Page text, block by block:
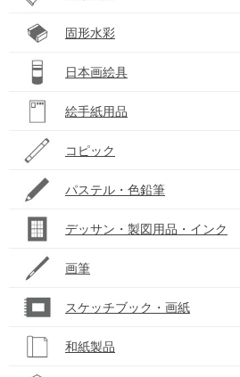
固形水彩
日本画絵具
絵手紙用品
コピック
パステル・色鉛筆
デッサン・製図用品・インク
画筆
スケッチブック・画紙
和紙製品